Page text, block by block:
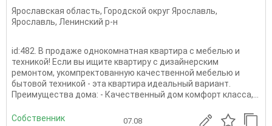
Ярославская область, Городской округ Ярославль,
Ярославль, Ленинский р-н
id:482. В продаже однокомнатная квартира с мебелью и
техникой! Если вы ищите квартиру с дизайнерским
ремонтом, укомпректованную качественной мебелью и
бытовой техникой - эта квартира идеальный вариант.
Преимущества дома: - Качественный дом комфорт класса,...
Собственник 07.08